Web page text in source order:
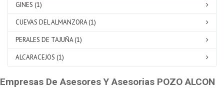
GINES (1)
CUEVAS DEL ALMANZORA (1)
PERALES DE TAJUÑA (1)
ALCARACEJOS (1)
Empresas De Asesores Y Asesorias POZO ALCON